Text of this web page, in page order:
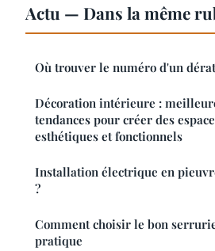
Actu — Dans la même
Où trouver le numéro d'un
Décoration intérieure :
tendances pour créer des
esthétiques et fonctionnels
Installation électrique en
?
Comment choisir le bon
pratique